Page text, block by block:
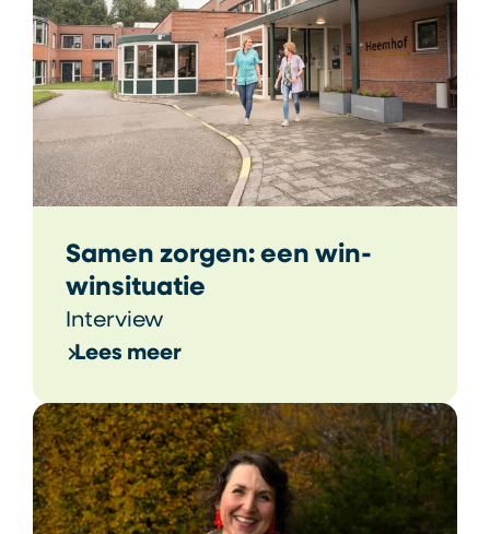
Samen zorgen: een win-
winsituatie
Interview
Lees meer